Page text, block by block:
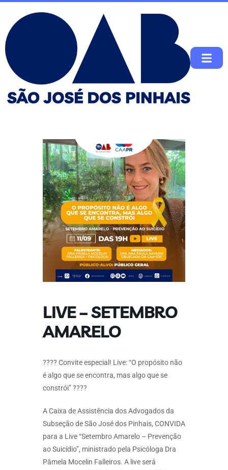
LIVE – SETEMBRO
AMARELO
???? Convite especial! Live: “O propósito não
é algo que se encontra, mas algo que se
constrói” ????
A Caixa de Assistência dos Advogados da
Subseção de São José dos Pinhais, CONVIDA
para a Live “Setembro Amarelo – Prevenção
ao Suicídio”, ministrado pela Psicóloga Dra
Pâmela Mocelin Falleiros. A live será